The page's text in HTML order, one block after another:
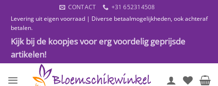
naar
inhoud
CONTACT
+31 652314508
Levering uit eigen voorraad | Diverse betaalmogelijkheden, ook achteraf
betalen.
Kijk bij de koopjes voor erg voordelig geprijsde
artikelen!